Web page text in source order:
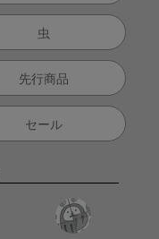
虫
先行商品
セール